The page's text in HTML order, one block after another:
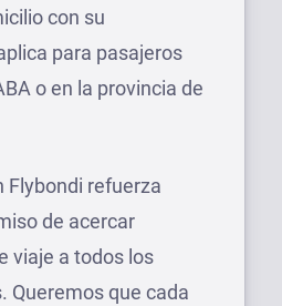
con su
para pasajeros
o en la provincia de
Flybondi refuerza
de acercar
viaje a todos los
Queremos que cada